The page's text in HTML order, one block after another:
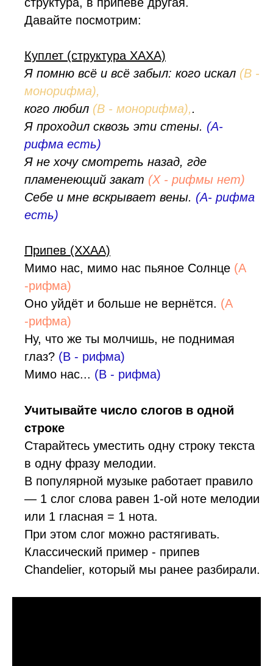
Давайте посмотрим:
Куплет (структура XAXA)
Я помню всё и всё забыл: кого искал (B -
монорифма),
кого любил (B - монорифма),.
Я проходил сквозь эти стены. (А-
рифма есть)
Я не хочу смотреть назад, где
пламенеющий закат (X - рифмы нет)
Себе и мне вскрывает вены. (А- рифма
есть)
Припев (XXAA)
Мимо нас, мимо нас пьяное Солнце (A
-рифма)
Оно уйдёт и больше не вернётся. (A
-рифма)
Ну, что же ты молчишь, не поднимая
глаз? (B - рифма)
Мимо нас... (B - рифма)
Учитывайте число слогов в одной
строке
Старайтесь уместить одну строку текста
в одну фразу мелодии.
В популярной музыке работает правило
— 1 слог слова равен 1-ой ноте мелодии
или 1 гласная = 1 нота.
При этом слог можно растягивать.
Классический пример - припев
Chandelier, который мы ранее разбирали.